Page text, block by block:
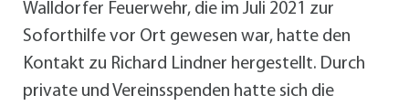
Walldorfer Feuerwehr, die im Juli 2021 zur
Soforthilfe vor Ort gewesen war, hatte den
Kontakt zu Richard Lindner hergestellt. Durch
private und Vereinsspenden hatte sich die